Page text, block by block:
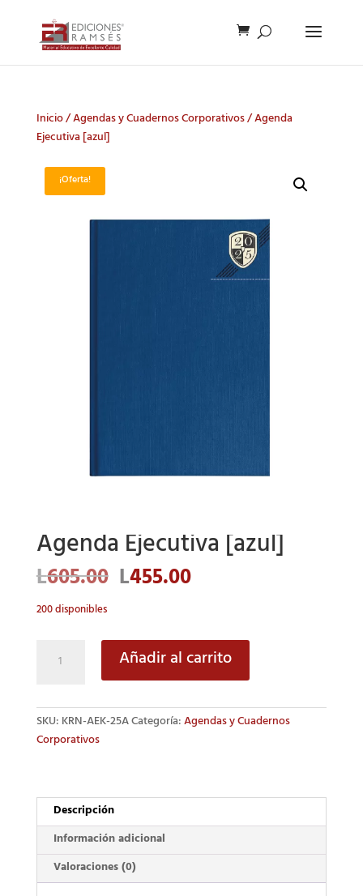
Inicio/Agendas y Cuadernos Corporativos/ Agenda
Ejecutiva [azul]
¡Oferta!
Agenda Ejecutiva [azul]
L605.00 El
precio
era:
L605.00.
L455.00El
es:
L455.00.
200 disponibles
Ejecutiva
cantidad
Añadir al carrito
SKU:KRN-AEK-25ACategoría:Agendas y Cuadernos
Corporativos
Descripción
Información adicional
Valoraciones (0)